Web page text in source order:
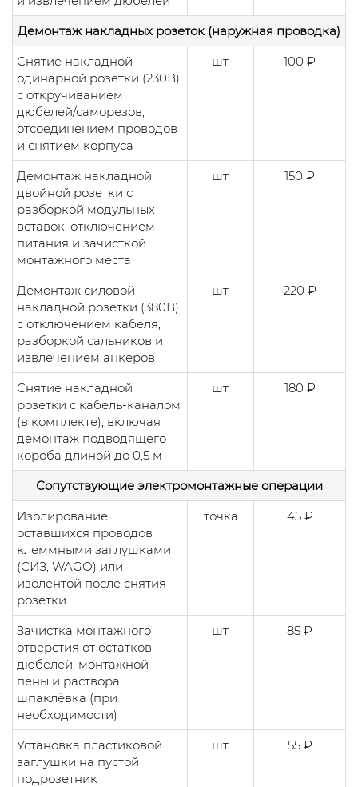
Демонтаж накладных розеток (наружная проводка)
Снятие накладной
одинарной розетки (230В)
с откручиванием
дюбелей/саморезов,
отсоединением проводов
и снятием корпуса
шт. 100 ₽
Демонтаж накладной
двойной розетки с
разборкой модульных
вставок, отключением
питания и зачисткой
монтажного места
шт. 150 ₽
Демонтаж силовой
накладной розетки (380В)
с отключением кабеля,
разборкой сальников и
извлечением анкеров
шт. 220 ₽
Снятие накладной
розетки с кабель-каналом
(в комплекте), включая
демонтаж подводящего
короба длиной до 0,5 м
шт. 180 ₽
Сопутствующие электромонтажные операции
Изолирование
оставшихся проводов
клеммными заглушками
(СИЗ, WAGO) или
изолентой после снятия
розетки
точка 45 ₽
Зачистка монтажного
отверстия от остатков
дюбелей, монтажной
пены и раствора,
шпаклёвка (при
необходимости)
шт. 85 ₽
Установка пластиковой
заглушки на пустой
подрозетник
шт. 55 ₽